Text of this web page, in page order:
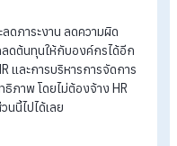
ดขั้นตอนการทำงานและไม่ต้อ
ส่วนใหญ่มาจากภาระงานและขั้